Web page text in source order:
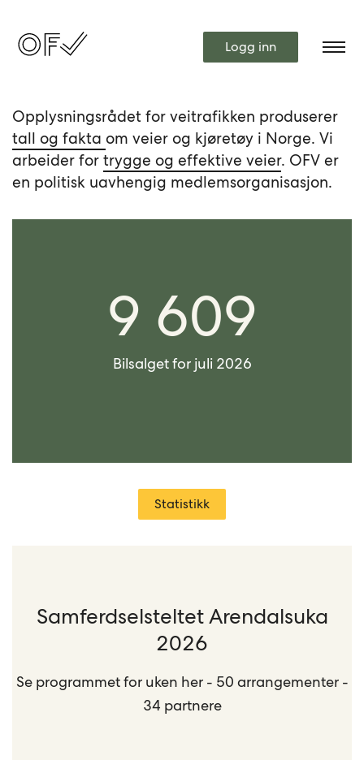
Logg inn
Opplysningsrådet for veitrafikken produserer
tall og fakta om veier og kjøretøy i Norge. Vi
arbeider fortrygge og effektive veier. OFV er
en politisk uavhengig medlemsorganisasjon.
9 609
Bilsalget for juli 2026
Statistikk
Samferdselsteltet Arendalsuka
2026
Se programmet for uken her - 50 arrangementer -
34 partnere